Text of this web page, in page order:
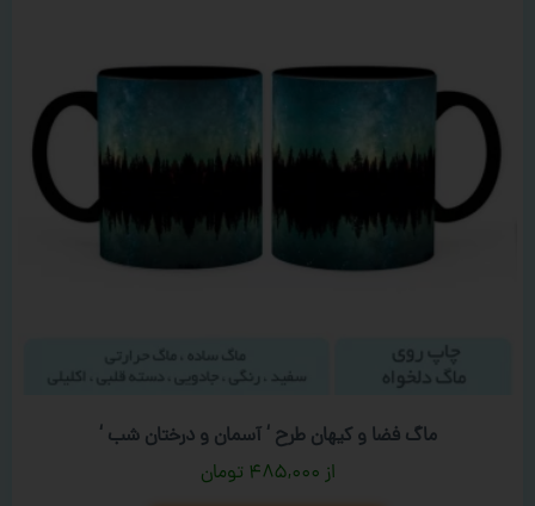
ماگ فضا و کیهان طرح ‘ آسمان و درختان شب ‘
۴۸۵,۰۰۰ تومان